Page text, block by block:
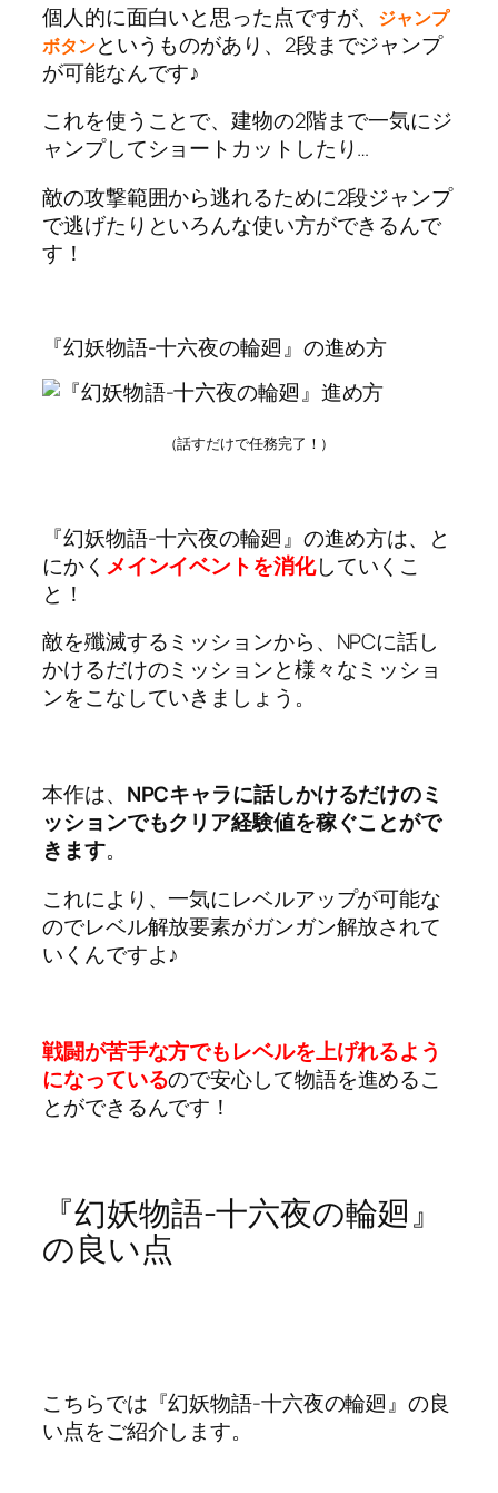
個人的に面白いと思った点ですが、
ジャンプ
ボタンというものがあり、2段までジャンプ
が可能なんです♪
これを使うことで、建物の2階まで一気にジ
ャンプしてショートカットしたり…
敵の攻撃範囲から逃れるために2段ジャンプ
で逃げたりといろんな使い方ができるんで
す！
『幻妖物語-十六夜の輪廻』の進め方
（話すだけで任務完了！）
『幻妖物語-十六夜の輪廻』の進め方は、と
にかく メインイベントを消化していくこ
と！
敵を殲滅するミッションから、NPCに話し
かけるだけのミッションと様々なミッショ
ンをこなしていきましょう。
本作は、 NPCキャラに話しかけるだけのミ
ッションでもクリア経験値を稼ぐことがで
きます。
これにより、一気にレベルアップが可能な
のでレベル解放要素がガンガン解放されて
いくんですよ♪
戦闘が苦手な方でもレベルを上げれるよう
になっているので安心して物語を進めるこ
とができるんです！
『幻妖物語-十六夜の輪廻』
の良い点
こちらでは『幻妖物語-十六夜の輪廻』の良
い点をご紹介します。